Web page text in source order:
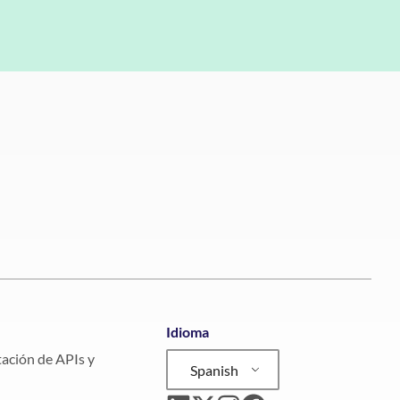
de APIs y
Idioma
Spanish